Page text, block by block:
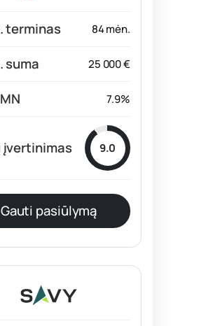
84 mėn.
25 000 €
7.9%
9.0
Gauti pasiūlymą